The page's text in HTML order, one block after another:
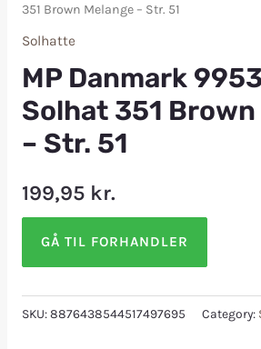
351 Brown Melange – Str. 51
Solhatte
MP Danmark
Solhat 351
– Str. 51
199,95 kr.
GÅ TIL FORHANDLER
SKU:8876438544517497695 Category: